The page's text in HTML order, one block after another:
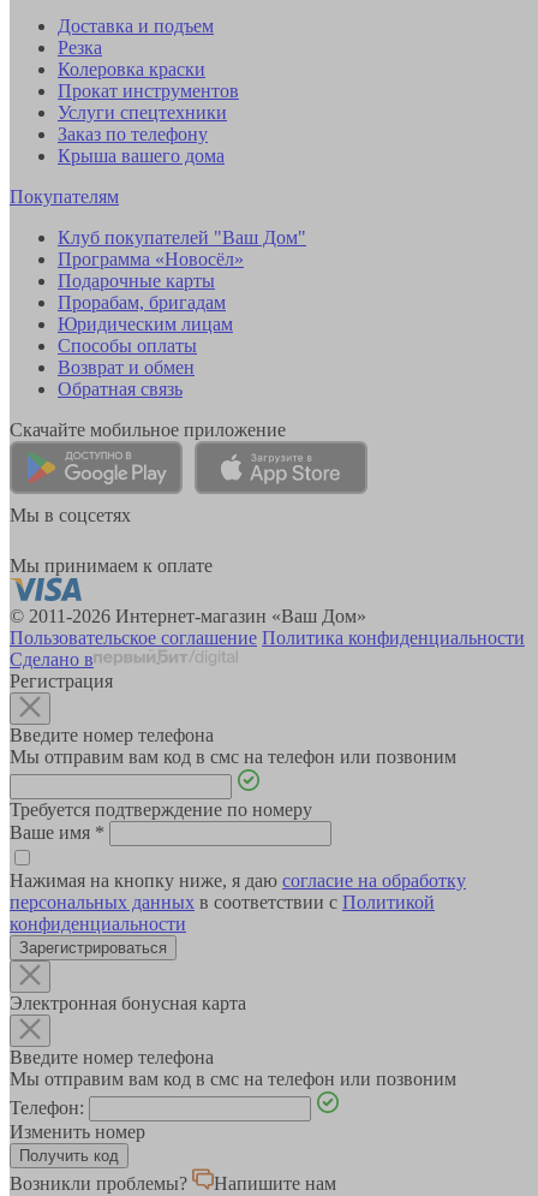
Доставка и подъем
Резка
Колеровка краски
Прокат инструментов
Услуги спецтехники
Заказ по телефону
Крыша вашего дома
Покупателям
Клуб покупателей "Ваш Дом"
Программа «Новосёл»
Подарочные карты
Прорабам, бригадам
Юридическим лицам
Способы оплаты
Возврат и обмен
Обратная связь
Скачайте мобильное приложение
Мы в соцсетях
Мы принимаем к оплате
© 2011-2026 Интернет-магазин «Ваш Дом»
Пользовательское соглашение Политика конфиденциальности
Сделано в
Регистрация
Введите номер телефона
Мы отправим вам код в смс на телефон или позвоним
Требуется подтверждение по номеру
Ваше имя *
Нажимая на кнопку ниже, я даю согласие на обработку
персональных данных в соответствии с Политикой
конфиденциальности
Зарегистрироваться
Электронная бонусная карта
Введите номер телефона
Мы отправим вам код в смс на телефон или позвоним
Телефон:
Изменить номер
Возникли проблемы?
Напишите нам